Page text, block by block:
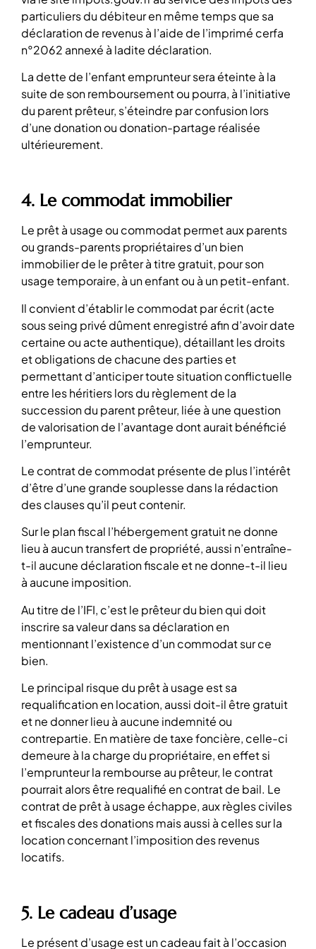
particuliers du débiteur en même temps que sa
déclaration de revenus à l’aide de l’imprimé cerfa
n°2062 annexé à ladite déclaration.
La dette de l’enfant emprunteur sera éteinte à la
suite de son remboursement ou pourra, à l’initiative
du parent prêteur, s’éteindre par confusion lors
d’une donation ou donation-partage réalisée
ultérieurement.
4. Le commodat immobilier
Le prêt à usage ou commodat permet aux parents
ou grands-parents propriétaires d’un bien
immobilier de le prêter à titre gratuit, pour son
usage temporaire, à un enfant ou à un petit-enfant.
Il convient d’établir le commodat par écrit (acte
sous seing privé dûment enregistré afin d’avoir date
certaine ou acte authentique), détaillant les droits
et obligations de chacune des parties et
permettant d’anticiper toute situation conflictuelle
entre les héritiers lors du règlement de la
succession du parent prêteur, liée à une question
de valorisation de l’avantage dont aurait bénéficié
l’emprunteur.
Le contrat de commodat présente de plus l’intérêt
d’être d’une grande souplesse dans la rédaction
des clauses qu’il peut contenir.
Sur le plan fiscal l’hébergement gratuit ne donne
lieu à aucun transfert de propriété, aussi n’entraîne-
t-il aucune déclaration fiscale et ne donne-t-il lieu
à aucune imposition.
Au titre de l’IFI, c’est le prêteur du bien qui doit
inscrire sa valeur dans sa déclaration en
mentionnant l’existence d’un commodat sur ce
bien.
Le principal risque du prêt à usage est sa
requalification en location, aussi doit-il être gratuit
et ne donner lieu à aucune indemnité ou
contrepartie. En matière de taxe foncière, celle-ci
demeure à la charge du propriétaire, en effet si
l’emprunteur la rembourse au prêteur, le contrat
pourrait alors être requalifié en contrat de bail. Le
contrat de prêt à usage échappe, aux règles civiles
et fiscales des donations mais aussi à celles sur la
location concernant l’imposition des revenus
locatifs.
5. Le cadeau d’usage
Le présent d’usage est un cadeau fait à l’occasion